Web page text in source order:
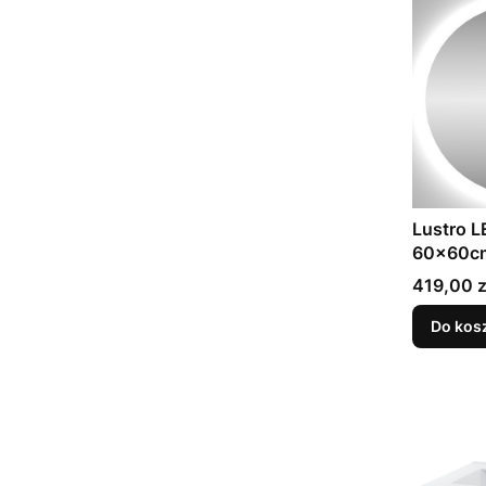
Lustro
Cena
419,00
Do